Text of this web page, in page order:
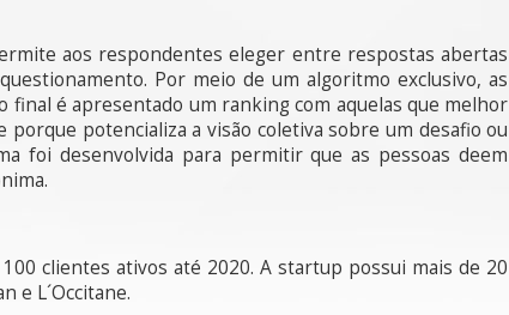
aos respondentes eleger entre respostas abertas
Por meio de um algoritmo exclusivo, as
final é apresentado um ranking com aquelas que melhor
potencializa a visão coletiva sobre um desafio ou
foi desenvolvida para permitir que as pessoas deem
clientes ativos até 2020. A startup possui mais de 20
e L´Occitane.